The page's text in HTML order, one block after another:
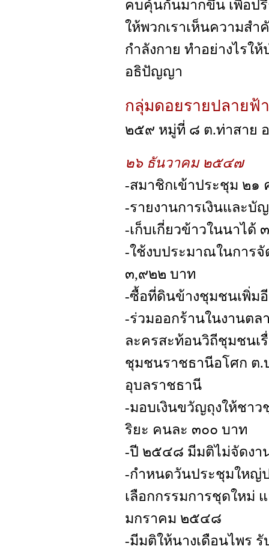
คบคุ้นกันมากขึ้น เพื่อปรึ
ให้พวกเราเห็นความสำ
กำลังกาย ทำอย่างไรใ
อธิปัญญา
กลุ่มดอยรายปลายฟ้า
๒๕๙ หมู่ที่ ๘ ต.ท่าสาย
๒๖ ธันวาคม ๒๕๔๗
-สมาชิกเข้าประชุม ๒๑
-รายงานการเงินและบั
-เก็บเกี่ยวข้าวในนาได้
-ใช้งบประมาณในการ
๓,๙๒๒ บาท
-ซื้อที่ดินข้างชุมชนเพิ่ม
-ร่วมออกร้านในงานต
ละครสะท้อนวิถีชุมชนเ
ชุมชนราชธานีอโศก ต.
อุบลราชธานี
-มอบเงินขวัญถุงให้ชา
ริยะ คนละ ๓๐๐ บาท
-ปี ๒๕๔๘ มีมติไม่จัดงา
-กำหนดวันประชุมใหญ่
เลือกกรรมการชุดใหม่
มกราคม ๒๕๔๘
-มีมติให้นางเดือนไพร